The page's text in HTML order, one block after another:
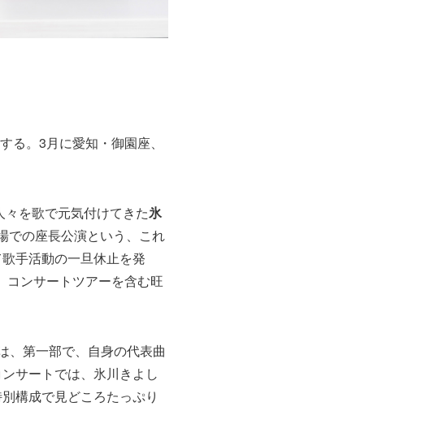
る。3月に愛知・御園座、
を歌で元気付けてきた氷
での座長公演という、これ
手活動の一旦休止を発
ンサートツアーを含む旺
、第一部で、自身の代表曲
サートでは、氷川きよし
構成で見どころたっぷり